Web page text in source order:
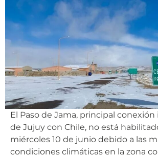
El Paso de Jama, principal
de Jujuy con Chile, no está
miércoles 10 de junio debido a las
condiciones climáticas en la zona